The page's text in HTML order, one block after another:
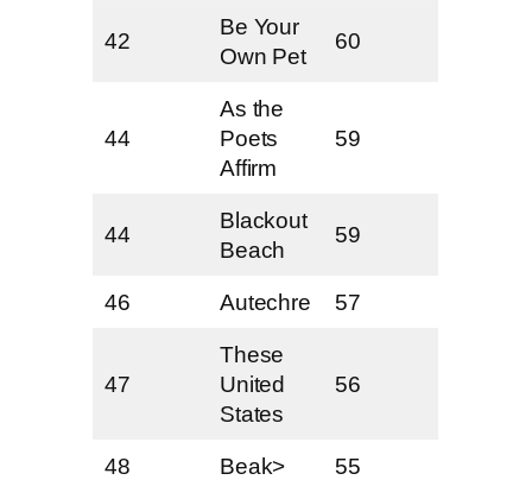
42
Be Your
Own Pet
60
44
As the
Poets
Affirm
59
44
Blackout
Beach
59
46 Autechre 57
47
These
United
States
56
48 Beak> 55